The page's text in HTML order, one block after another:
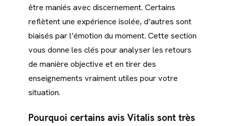
être maniés avec discernement. Certains
reflètent une expérience isolée, d’autres sont
biaisés par l’émotion du moment. Cette section
vous donne les clés pour analyser les retours
de manière objective et en tirer des
enseignements vraiment utiles pour votre
situation.
Pourquoi certains avis Vitalis sont très